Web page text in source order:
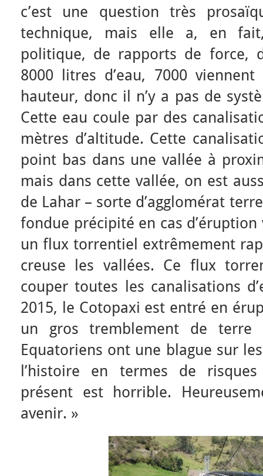
c’est une question très
technique, mais elle a, en
politique, de rapports de force,
8000 litres d’eau, 7000
hauteur, donc il n’y a pas de
Cette eau coule par des
mètres d’altitude. Cette
point bas dans une vallée à
mais dans cette vallée, on est
de Lahar – sorte d’agglomérat
fondue précipité en cas
un flux torrentiel extrêmement
creuse les vallées. Ce flux
couper toutes les canalisations
2015, le Cotopaxi est entré en
un gros tremblement de terre
Equatoriens ont une blague sur
l’histoire en termes de
présent est horrible.
avenir. »